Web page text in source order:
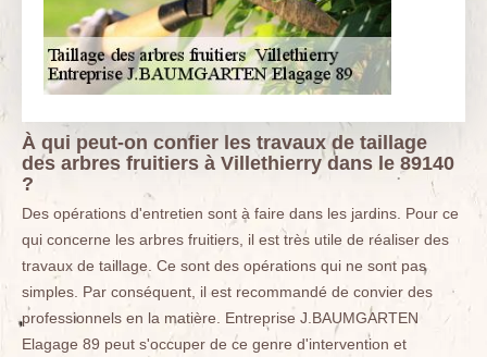
À qui peut-on confier les travaux de taillage
des arbres fruitiers à Villethierry dans le 89140
?
Des opérations d'entretien sont à faire dans les jardins. Pour ce
qui concerne les arbres fruitiers, il est très utile de réaliser des
travaux de taillage. Ce sont des opérations qui ne sont pas
simples. Par conséquent, il est recommandé de convier des
professionnels en la matière. Entreprise J.BAUMGARTEN
Elagage 89 peut s'occuper de ce genre d'intervention et